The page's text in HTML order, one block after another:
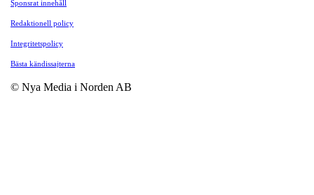
Sponsrat innehåll
Redaktionell policy
Integritetspolicy
Bästa kändissajterna
© Nya Media i Norden AB